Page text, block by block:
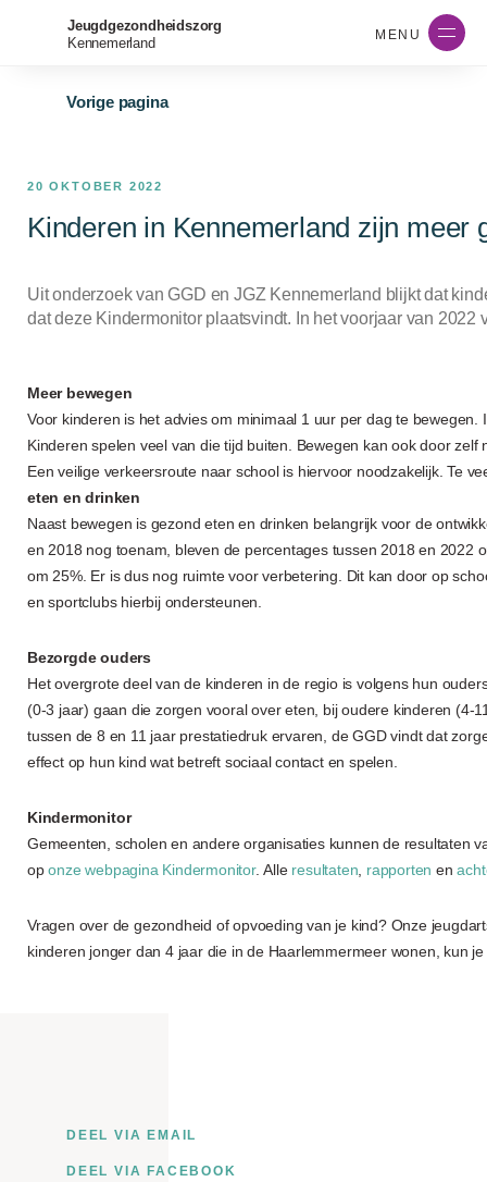
Jeugdgezondheidszorg
Kennemerland
MENU
Vorige pagina
20 OKTOBER 2022
Kinderen in Kennemerland zijn meer
DEEL VIA EMAIL
DEEL VIA FACEBOOK
Uit onderzoek van GGD en JGZ Kennemerland blijkt dat
dat deze Kindermonitor plaatsvindt. In het voorjaar van
Meer bewegen
Voor kinderen is het advies om minimaal 1 uur per dag te
Kinderen spelen veel van die tijd buiten. Bewegen kan ook door
Een veilige verkeersroute naar school is hiervoor noodzakelijk. Te
eten en drinken
Naast bewegen is gezond eten en drinken belangrijk voor de
en 2018 nog toenam, bleven de percentages tussen 2018 en 2022
om 25%. Er is dus nog ruimte voor verbetering. Dit kan door op
en sportclubs hierbij ondersteunen.
Bezorgde ouders
Het overgrote deel van de kinderen in de regio is volgens hun
(0-3 jaar) gaan die zorgen vooral over eten, bij oudere kinderen
tussen de 8 en 11 jaar prestatiedruk ervaren, de GGD vindt dat
effect op hun kind wat betreft sociaal contact en spelen.
Kindermonitor
Gemeenten, scholen en andere organisaties kunnen de resultaten
oponze webpagina Kindermonitor. Alle resultaten rapporten en
Vragen over de gezondheid of opvoeding van je kind? Onze
kinderen jonger dan 4 jaar die in de Haarlemmermeer wonen, kun